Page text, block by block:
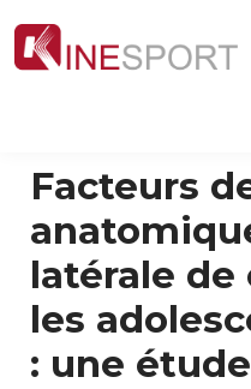
La
Facteurs
latérale de
les
: une